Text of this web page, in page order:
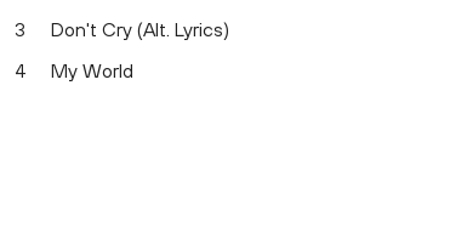
3
Don't Cry (Alt. Lyrics)
4
My World